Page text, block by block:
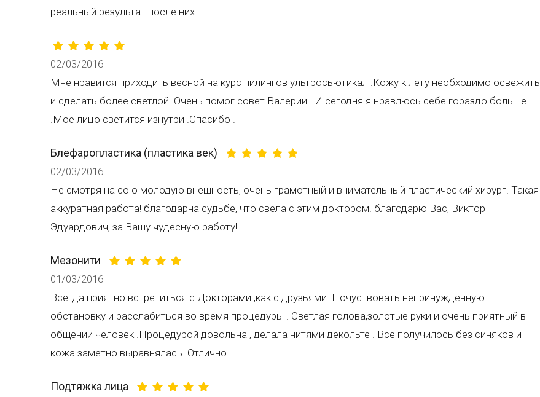
реальный результат после них.
02/03/2016
Мне нравится приходить весной на курс пилингов ультросьютикал .Кожу к лету необходимо освежить
и сделать более светлой .Очень помог совет Валерии . И сегодня я нравлюсь себе гораздо больше
.Мое лицо светится изнутри .Спасибо .
Блефаропластика (пластика век)
02/03/2016
Не смотря на сою молодую внешность, очень грамотный и внимательный пластический хирург. Такая
аккуратная работа! благодарна судьбе, что свела с этим доктором. благодарю Вас, Виктор
Эдуардович, за Вашу чудесную работу!
Мезонити
01/03/2016
Всегда приятно встретиться с Докторами ,как с друзьями .Почуствовать непринужденную
обстановку и расслабиться во время процедуры . Светлая голова,золотые руки и очень приятный в
общении человек .Процедурой довольна , делала нитями декольте . Все получилось без синяков и
кожа заметно выравнялась .Отлично !
Подтяжка лица